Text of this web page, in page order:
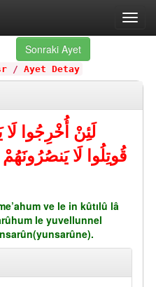
Sonraki Ayet
/ Ayet Detay
لَئِنْ أُخْرِجُوا
قُوتِلُوا لَا
ve le in kûtılû lâ
le yuvellunnel